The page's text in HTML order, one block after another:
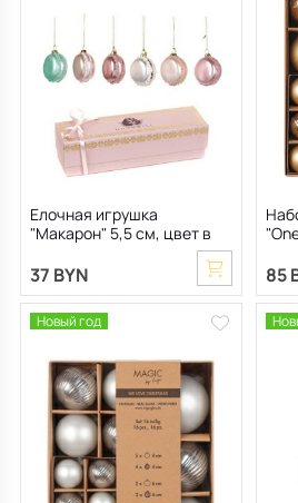
Все для кухни
Детская посуда
Пепельницы
Декоративные блюда
Душевая зона
Мебель для ванной
Аксессуары для ванной
Чехлы на подушку
Подушки-вкладыши
Мебель для хранения
Декор дома
Терраса и балкон
Елочная игрушка
"Макарон" 5,5 см, цвет в
37 BYN 85
Новый год